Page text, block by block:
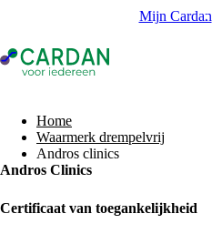
Mijn Cardan
- Home pagina
Home
Waarmerk drempelvrij
Andros clinics
Andros Clinics
Certificaat van toegankelijkheid